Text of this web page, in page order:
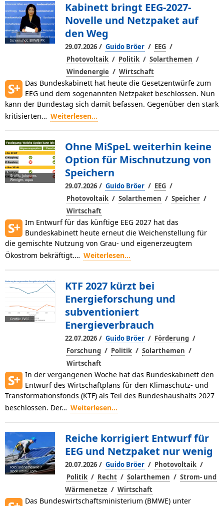
Screenshot: BMWE-PK
Kabinett bringt EEG-2027-
Novelle und Netzpaket auf
den Weg
29.07.2026 / Guido Bröer / EEG /
Photovoltaik / Politik / Solarthemen /
Windenergie / Wirtschaft
Das Bundeskabinett hat heute die Gesetzentwürfe zum
EEG und dem sogenannten Netzpaket beschlossen. Nun
kann der Bundestag sich damit befassen. Gegenüber den stark
kritisierten… Weiterlesen...
Grafik: Johannes
Weniger, aquu
Ohne MiSpeL weiterhin keine
Option für Mischnutzung von
Speichern
29.07.2026 / Guido Bröer / EEG /
Photovoltaik / Solarthemen / Speicher /
Wirtschaft
Im Entwurf für das künftige EEG 2027 hat das
Bundeskabinett heute erneut die Weichenstellung für
die gemischte Nutzung von Grau- und eigenerzeugtem
Ökostrom bekräftigt.… Weiterlesen...
Grafik: FVEE
KTF 2027 kürzt bei
Energieforschung und
subventioniert
Energieverbrauch
22.07.2026 / Guido Bröer / Förderung /
Forschung / Politik / Solarthemen /
Wirtschaft
In der vergangenen Woche hat das Bundeskabinett den
Entwurf des Wirtschaftplans für den Klimaschutz- und
Transformationsfonds (KTF) als Teil des Bundeshaushalts 2027
beschlossen. Der… Weiterlesen...
Foto: Elenathewise /
stock.adobe.com
Reiche korrigiert Entwurf für
EEG und Netzpaket nur wenig
20.07.2026 / Guido Bröer / Photovoltaik /
Politik / Recht / Solarthemen / Strom- und
Wärmenetze / Wirtschaft
Das Bundeswirtschaftsministerium (BMWE) unter